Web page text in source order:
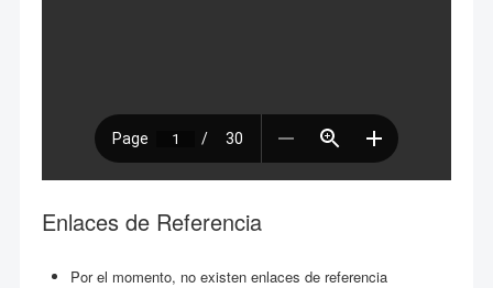
Enlaces de Referencia
Por el momento, no existen enlaces de referencia